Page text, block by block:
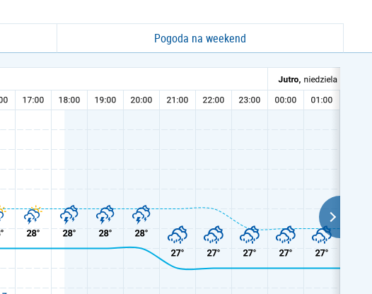
Pogoda na weekend